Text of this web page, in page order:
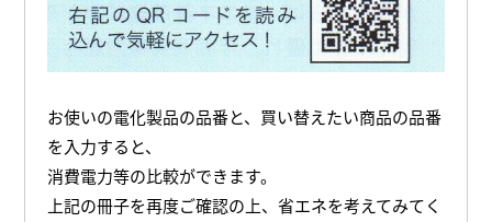
お使いの電化製品の品番と、買い替えたい商品の品番
を入力すると、
消費電力等の比較ができます。
上記の冊子を再度ご確認の上、省エネを考えてみてく